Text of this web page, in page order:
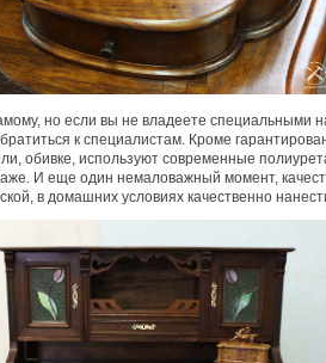
но если вы не владеете специальными
к специалистам. Кроме
обивке, используют современные
И еще один немаловажный момент,
в домашних условиях качественно